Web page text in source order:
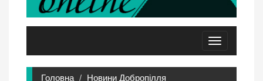
Toggle
navigation
Головна
Новини Добропілля